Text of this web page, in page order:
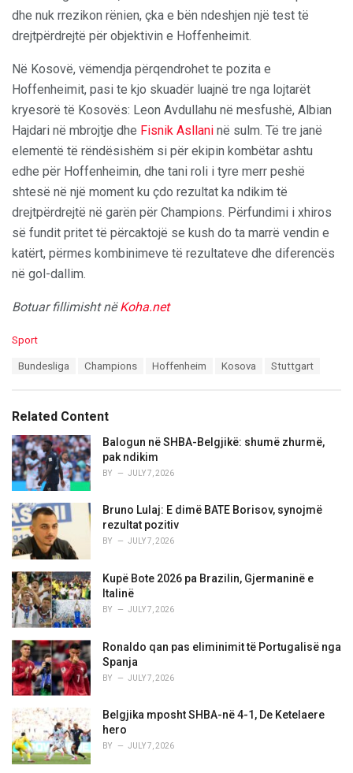
dhe nuk rrezikon rënien, çka e bën ndeshjen një test të
drejtpërdrejtë për objektivin e Hoffenheimit.
Në Kosovë, vëmendja përqendrohet te pozita e
Hoffenheimit, pasi te kjo skuadër luajnë tre nga lojtarët
kryesorë të Kosovës: Leon Avdullahu në mesfushë, Albian
Hajdari në mbrojtje dhe Fisnik Asllani në sulm. Të tre janë
elementë të rëndësishëm si për ekipin kombëtar ashtu
edhe për Hoffenheimin, dhe tani roli i tyre merr peshë
shtesë në një moment ku çdo rezultat ka ndikim të
drejtpërdrejtë në garën për Champions. Përfundimi i xhiros
së fundit pritet të përcaktojë se kush do ta marrë vendin e
katërt, përmes kombinimeve të rezultateve dhe diferencës
në gol-dallim.
Botuar fillimisht nëKoha.net
C
o
r
i
e
s
:
Sport
:
Bundesliga Champions Hoffenheim Kosova Stuttgart
Related Content
Balogun në SHBA-Belgjikë: shumë zhurmë,
pak ndikim
BY JULY 7, 2026
Bruno Lulaj: E dimë BATE Borisov, synojmë
rezultat pozitiv
BY JULY 7, 2026
Kupë Bote 2026 pa Brazilin, Gjermaninë e
Italinë
BY JULY 7, 2026
Ronaldo qan pas eliminimit të Portugalisë nga
Spanja
BY JULY 7, 2026
Belgjika mposht SHBA-në 4-1, De Ketelaere
hero
BY JULY 7, 2026